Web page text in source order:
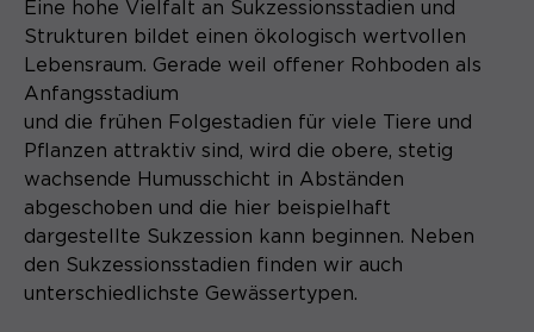
Eine hohe Vielfalt an Sukzessionsstadien und
Strukturen bildet einen ökologisch wertvollen
Lebensraum. Gerade weil offener Rohboden als
Anfangsstadium
und die frühen Folgestadien für viele Tiere und
Pflanzen attraktiv sind, wird die obere, stetig
wachsende Humusschicht in Abständen
abgeschoben und die hier beispielhaft
dargestellte Sukzession kann beginnen. Neben
den Sukzessionsstadien finden wir auch
unterschiedlichste Gewässertypen.